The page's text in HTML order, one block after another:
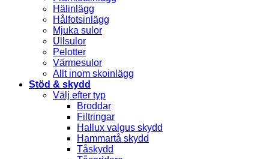
Hälinlägg
Hålfotsinlägg
Mjuka sulor
Ullsulor
Pelotter
Värmesulor
Allt inom skoinlägg
Stöd & skydd
Välj efter typ
Broddar
Filtringar
Hallux valgus skydd
Hammartå skydd
Tåskydd